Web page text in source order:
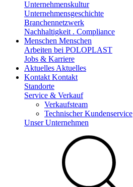
Unternehmenskultur
Unternehmensgeschichte
Branchennetzwerk
Nachhaltigkeit . Compliance
Menschen Menschen
Arbeiten bei POLOPLAST
Jobs & Karriere
Aktuelles Aktuelles
Kontakt Kontakt
Standorte
Service & Verkauf
Verkaufsteam
Technischer Kundenservice
Unser Unternehmen